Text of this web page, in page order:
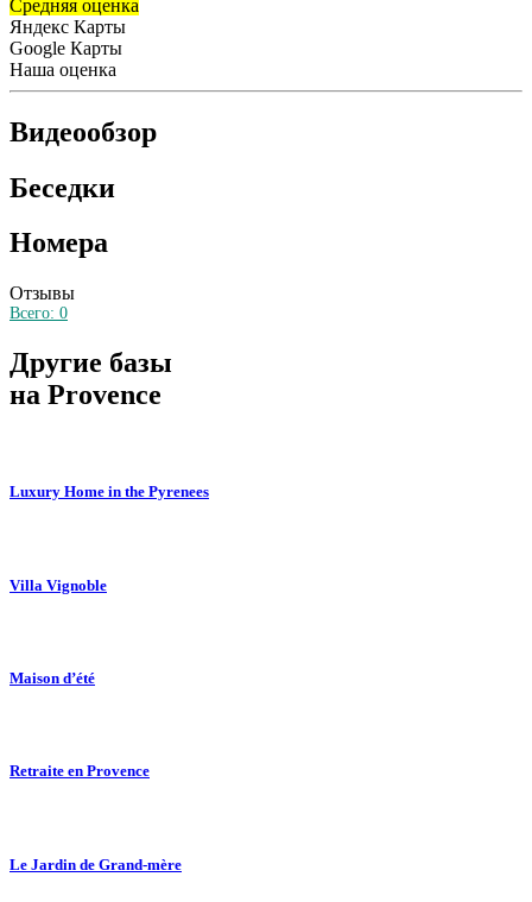
Средняя оценка
Яндекс Карты
Google Карты
Наша оценка
Видеообзор
Беседки
Номера
Отзывы
Всего: 0
Другие базы
на Provence
Luxury Home in the Pyrenees
Villa Vignoble
Maison d’été
Retraite en Provence
Le Jardin de Grand-mère